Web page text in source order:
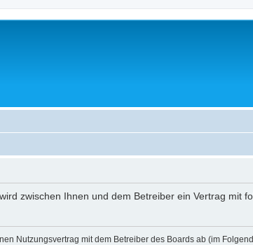
zwischen Ihnen und dem Betreiber ein Vertrag mit
Nutzungsvertrag mit dem Betreiber des Boards ab (im